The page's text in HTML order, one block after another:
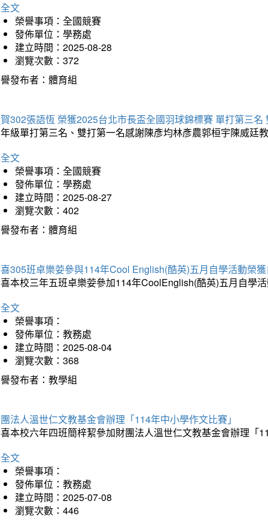
文
榮譽事項：全國競賽
發佈單位：學務處
建立時間：2025-08-28
瀏覽次數：372
發布者：體育組
302張語恆 榮獲2025台北市長盃全國羽球錦標賽 單打第三名
級單打第三名、雙打第一名感謝陳彥均林彥農郭桓宇陳威廷
文
榮譽事項：全國競賽
發佈單位：學務處
建立時間：2025-08-27
瀏覽次數：402
發布者：體育組
305班卓樂荌參與114年Cool English(酷英)五月自學活動榮
本校三年五班卓樂荌參加114年CoolEnglish(酷英)五月自學
文
榮譽事項：
發佈單位：教務處
建立時間：2025-08-04
瀏覽次數：368
發布者：教學組
法人溫世仁文教基金會辦理「114年中小學作文比賽」
本校六年四班簡梓絜參加財團法人溫世仁文教基金會辦理「
文
榮譽事項：
發佈單位：教務處
建立時間：2025-07-08
瀏覽次數：446